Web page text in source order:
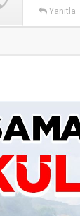
Yanıtla